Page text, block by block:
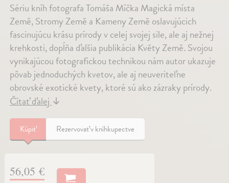
Sériu kníh fotografa Tomáša Míčka Magická místa
Země, Stromy Země a Kameny Země oslavujúcich
fascinujúcu krásu prírody v celej svojej sile, ale aj nežnej
krehkosti, dopĺňa ďalšia publikácia Květy Země. Svojou
vynikajúcou fotografickou technikou nám autor ukazuje
pôvab jednoduchých kvetov, ale aj neuveriteľne
obrovské exotické kvety, ktoré sú ako zázraky prírody.
Čítať ďalej↓
Kúpiť Rezervovať v kníhkupectve
56,05 €